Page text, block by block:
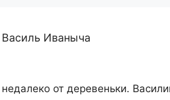
Иваныча
от деревеньки.